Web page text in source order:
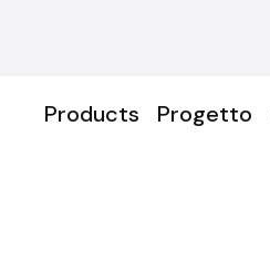
Products Progetto